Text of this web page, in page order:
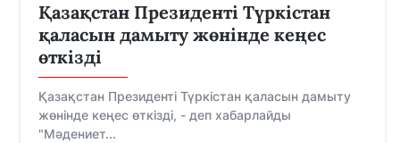
Қазақстан Президенті Түркістан
қаласын дамыту жөнінде кеңес
өткізді
Қазақстан Президенті Түркістан қаласын дамыту
жөнінде кеңес өткізді, - деп хабарлайды
"Мәдениет...